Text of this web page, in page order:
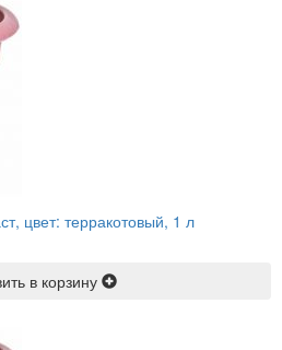
цвет: терракотовый, 1 л
в корзину